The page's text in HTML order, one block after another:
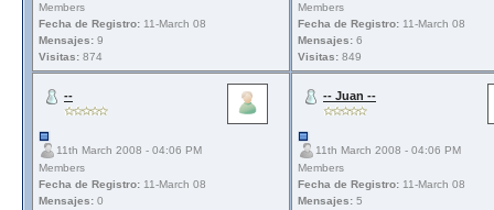
Members
Fecha de Registro: 11-March 08
Mensajes: 9
Visitas: 874
Members
Fecha de Registro: 11-March 08
Mensajes: 6
Visitas: 849
--
11th March 2008 - 04:06 PM
Members
Fecha de Registro: 11-March 08
Mensajes: 0
-- Juan --
11th March 2008 - 04:06 PM
Members
Fecha de Registro: 11-March 08
Mensajes: 5